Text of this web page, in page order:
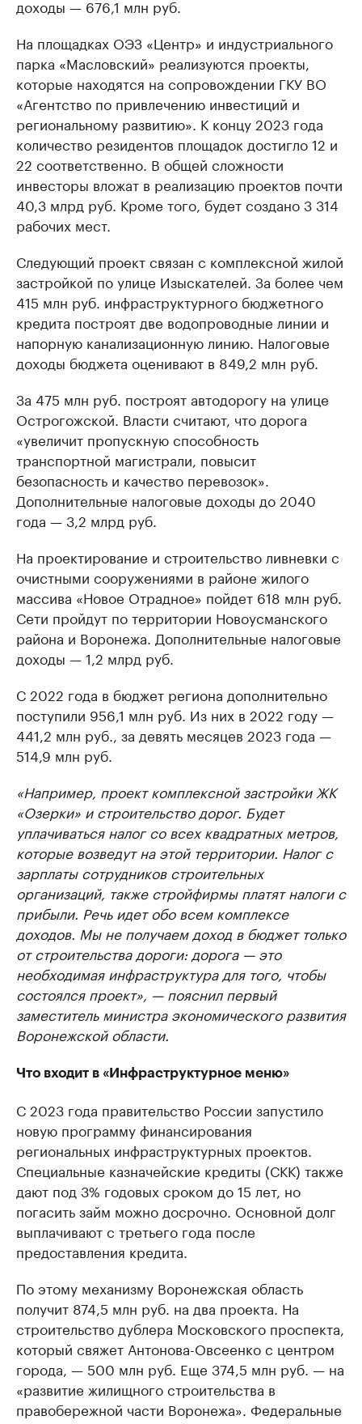
доходы — 676,1 млн руб.
На площадках ОЭЗ «Центр» и индустриального
парка «Масловский» реализуются проекты,
которые находятся на сопровождении ГКУ ВО
«Агентство по привлечению инвестиций и
региональному развитию». К концу 2023 года
количество резидентов площадок достигло 12 и
22 соответственно. В общей сложности
инвесторы вложат в реализацию проектов почти
40,3 млрд руб. Кроме того, будет создано 3 314
рабочих мест.
Следующий проект связан с комплексной жилой
застройкой по улице Изыскателей. За более чем
415 млн руб. инфраструктурного бюджетного
кредита построят две водопроводные линии и
напорную канализационную линию. Налоговые
доходы бюджета оценивают в 849,2 млн руб.
За 475 млн руб. построят автодорогу на улице
Острогожской. Власти считают, что дорога
«увеличит пропускную способность
транспортной магистрали, повысит
безопасность и качество перевозок».
Дополнительные налоговые доходы до 2040
года — 3,2 млрд руб.
На проектирование и строительство ливневки с
очистными сооружениями в районе жилого
массива «Новое Отрадное» пойдет 618 млн руб.
Сети пройдут по территории Новоусманского
района и Воронежа. Дополнительные налоговые
доходы — 1,2 млрд руб.
С 2022 года в бюджет региона дополнительно
поступили 956,1 млн руб. Из них в 2022 году —
441,2 млн руб., за девять месяцев 2023 года —
514,9 млн руб.
«Например, проект комплексной застройки ЖК
«Озерки» и строительство дорог. Будет
уплачиваться налог со всех квадратных метров,
которые возведут на этой территории. Налог с
зарплаты сотрудников строительных
организаций, также стройфирмы платят налоги с
прибыли. Речь идет обо всем комплексе
доходов. Мы не получаем доход в бюджет только
от строительства дороги: дорога — это
необходимая инфраструктура для того, чтобы
состоялся проект», — пояснил первый
заместитель министра экономического развития
Воронежской области.
Что входит в «Инфраструктурное меню»
С 2023 года правительство России запустило
новую программу финансирования
региональных инфраструктурных проектов.
Специальные казначейские кредиты (СКК) также
дают под 3% годовых сроком до 15 лет, но
погасить займ можно досрочно. Основной долг
выплачивают с третьего года после
предоставления кредита.
По этому механизму Воронежская область
получит 874,5 млн руб. на два проекта. На
строительство дублера Московского проспекта,
который свяжет Антонова-Овсеенко с центром
города, — 500 млн руб. Еще 374,5 млн руб. — на
«развитие жилищного строительства в
правобережной части Воронежа». Федеральные